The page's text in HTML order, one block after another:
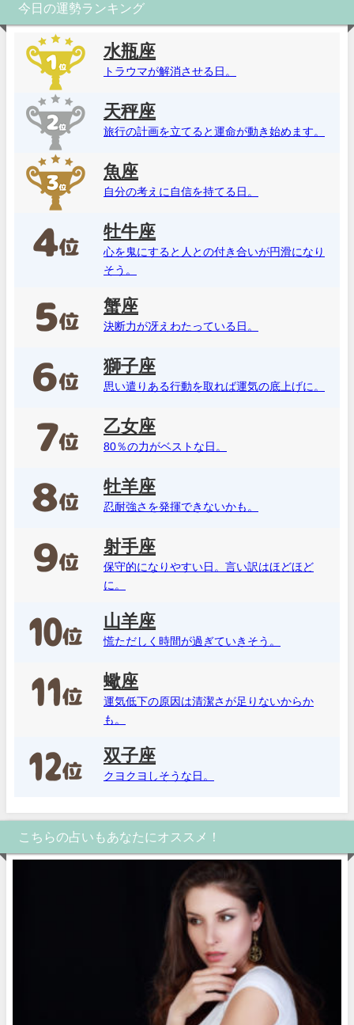
今日の運勢ランキング
水瓶座
トラウマが解消させる日。
天秤座
旅行の計画を立てると運命が動き始めます。
魚座
自分の考えに自信を持てる日。
牡牛座
心を鬼にすると人との付き合いが円滑になり
そう。
蟹座
決断力が冴えわたっている日。
獅子座
思い遣りある行動を取れば運気の底上げに。
乙女座
80％の力がベストな日。
牡羊座
忍耐強さを発揮できないかも。
射手座
保守的になりやすい日。言い訳はほどほど
に。
山羊座
慌ただしく時間が過ぎていきそう。
蠍座
運気低下の原因は清潔さが足りないからか
も。
双子座
クヨクヨしそうな日。
こちらの占いもあなたにオススメ！